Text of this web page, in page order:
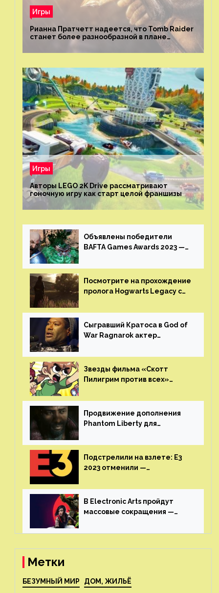
Игры
Рианна Пратчетт надеется, что Tomb Raider
станет более разнообразной в плане
репрезентации
Игры
Авторы LEGO 2K Drive рассматривают
гоночную игру как старт целой франшизы
Объявлены победители
BAFTA Games Awards 2023 —
получила шесть наград
Посмотрите на прохождение
пролога Hogwarts Legacy с
GamesVoice показала первые
результаты своего труда
Сыгравший Кратоса в God of
War Ragnarok актер
игроков прекратить
консольные войны
Звезды фильма «Скотт
Пилигрим против всех»
аниме от Netflix
Продвижение дополнения
Phantom Liberty для
июне
Подстрелили на взлете: E3
2023 отменили —
выставка не вернется
В Electronic Arts пройдут
массовые сокращения —
реструктуризацию
Метки
БЕЗУМНЫЙ МИР ДОМ, ЖИЛЬЁ